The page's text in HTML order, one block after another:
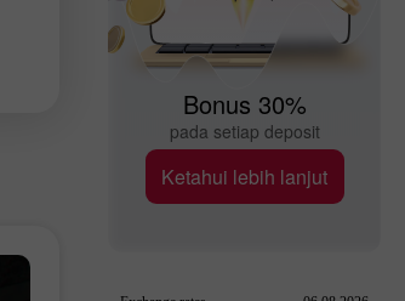
Bonus 30%
pada setiap deposit
Ketahui lebih lanjut